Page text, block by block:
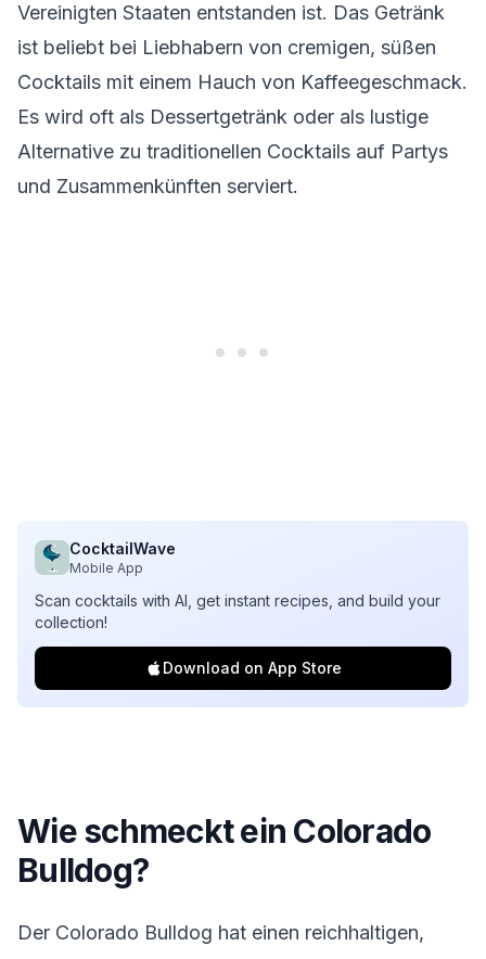
Vereinigten Staaten entstanden ist. Das Getränk
ist beliebt bei Liebhabern von cremigen, süßen
Cocktails mit einem Hauch von Kaffeegeschmack.
Es wird oft als Dessertgetränk oder als lustige
Alternative zu traditionellen Cocktails auf Partys
und Zusammenkünften serviert.
CocktailWave
Mobile App
Scan cocktails with AI, get instant recipes, and build your
collection!
Download on App Store
Wie schmeckt ein Colorado
Bulldog?
Der Colorado Bulldog hat einen reichhaltigen,